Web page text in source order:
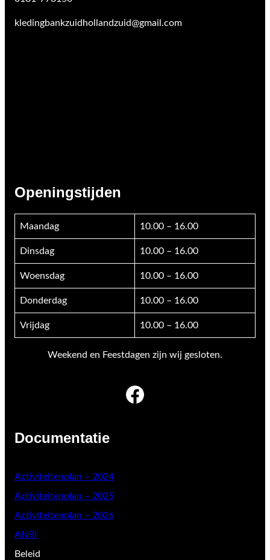
kledingbankzuidhollandzuid@gmail.com
Openingstijden
Maandag 10.00 – 16.00
Dinsdag 10.00 – 16.00
Woensdag 10.00 – 16.00
Donderdag 10.00 – 16.00
Vrijdag 10.00 – 16.00
Weekend en Feestdagen zijn wij gesloten.
Facebook
Documentatie
Activiteitenplan – 2024
Activiteitenplan – 2025
Activiteitenplan – 2026
ANBI
Beleid